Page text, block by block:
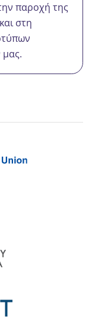
παροχή της
στη